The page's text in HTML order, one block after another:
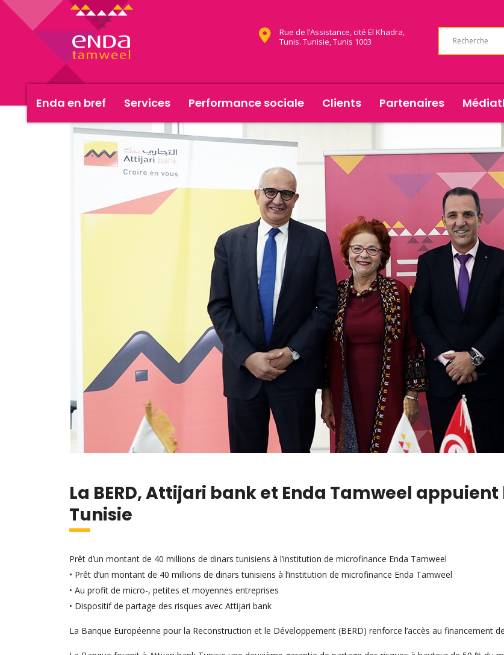
Rue de l’Assistance, cité El Khadra,
Tunis. Tunisie, Tunis 1003
Enda en bref Services Performance sociale Clients Partenaires
La BERD, Attijari bank et Enda Tamweel
Tunisie
Prêt d’un montant de 40 millions de dinars tunisiens à l’institution de microfinance Enda Tamweel
• Prêt d’un montant de 40 millions de dinars tunisiens à l’institution de microfinance Enda Tamweel
• Au profit de micro-, petites et moyennes entreprises
• Dispositif de partage des risques avec Attijari bank
La Banque Européenne pour la Reconstruction et le Développement (BERD) renforce l’accès au financement